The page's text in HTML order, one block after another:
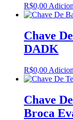
R$0,00
Chave
DADK
R$0,00
Chave
Broca